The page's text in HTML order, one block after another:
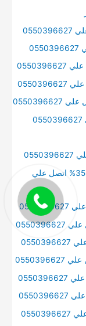
شركة كشف تسربات المياه بالاحساء خصم 35% اتصل علي